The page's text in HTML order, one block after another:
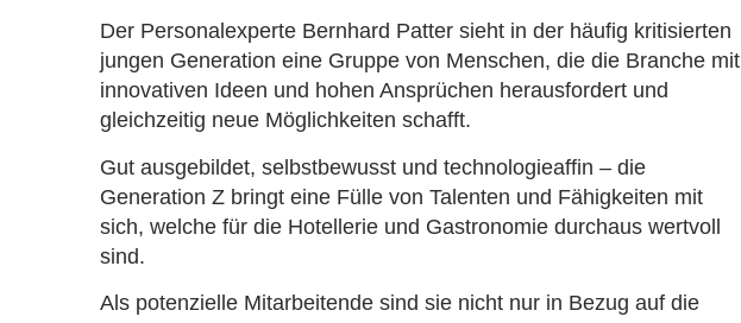
Der Personalexperte Bernhard Patter sieht in der häufig kritisierten
jungen Generation eine Gruppe von Menschen, die die Branche mit
innovativen Ideen und hohen Ansprüchen herausfordert und
gleichzeitig neue Möglichkeiten schafft.
Gut ausgebildet, selbstbewusst und technologieaffin – die
Generation Z bringt eine Fülle von Talenten und Fähigkeiten mit
sich, welche für die Hotellerie und Gastronomie durchaus wertvoll
sind.
Als potenzielle Mitarbeitende sind sie nicht nur in Bezug auf die